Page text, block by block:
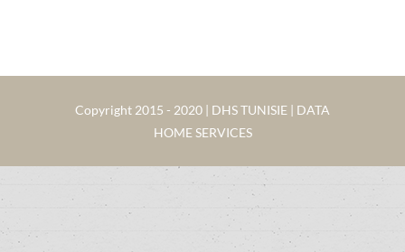
Copyright 2015 - 2020 | DHS TUNISIE | DATA
HOME SERVICES